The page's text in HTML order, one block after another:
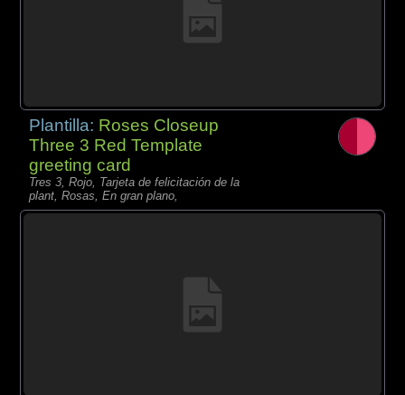
Plantilla: Roses Closeup
Three 3 Red Template
greeting card
Tres 3, Rojo, Tarjeta de felicitación de la
plant, Rosas, En gran plano,